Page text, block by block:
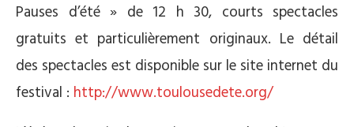
Pauses d’été » de 12 h 30, courts spectacles
gratuits et particulièrement originaux. Le détail
des spectacles est disponible sur le site internet du
festival : http://www.toulousedete.org/